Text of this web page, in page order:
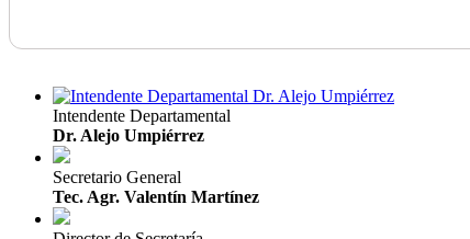
Intendente Departamental
Dr. Alejo Umpiérrez
Secretario General
Tec. Agr. Valentín Martínez